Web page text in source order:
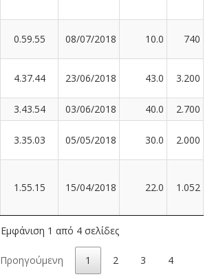
0.59.55 08/07/2018 10.0 740
4.37.44 23/06/2018 43.0 3.200
3.43.54 03/06/2018 40.0
2.700
3.35.03 05/05/2018 30.0 2.000
1.55.15 15/04/2018 22.0 1.052
Εμφάνιση 1 από 4 σελίδες
Προηγούμενη 1 2 3 4